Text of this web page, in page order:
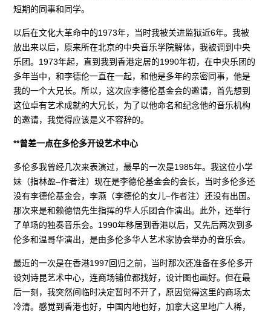
短期的同事和同学。
以后在文化大革命中的1973年，当时我被关进监狱近6年。我被
放出来以后，原来所在北京的中央音乐学院解体，我被调到中央
乐团。1973年起，直到我到香港定居的1990年初，在中央乐团的
多年当中，和李德伦一直在一起，和他是多年的亲密同事，他是
我的一个大兄长。所以，这次应李德伦基金会的邀请，首先想到
这位卓有艺术成就的大兄长，为了以他命名和纪念他的音乐机构
的邀请，我觉得应该是义不容辞的。
**曾差一点在多伦多开设艺术中心
多伦多我曾经几次来表演过，最早的一次是1985年。我这位小学
妹（指林盈–作者注）现在是李德伦基金会的会长，当时多伦多还
没有李德伦基金会，李燕（李德伦的女儿–作者注）还没有出国。
那次来是和赖德悟先生指挥的华人乐团合作演出。此外，还举行
了单场的独奏音乐会。1990年移居到香港以后，又先后两次到多
伦多和温哥华演出，是由多伦多华人艺术家协会举办的音乐会。
最近的一次是在香港1997回归之前，当时那次还准备在多伦多开
设刘诗昆艺术中心，连商场铺位都找好，设计图也画好。但在最
后一刻，我突然间临时决定暂时不开了，原因觉得这里的商场太
冷清。感觉到香港也好，中国内地也好，加拿大这里地广人稀，